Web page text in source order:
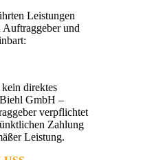
Leistungen
Auftraggeber und
direktes
GmbH –
verpflichtet
Zahlung
Leistung.